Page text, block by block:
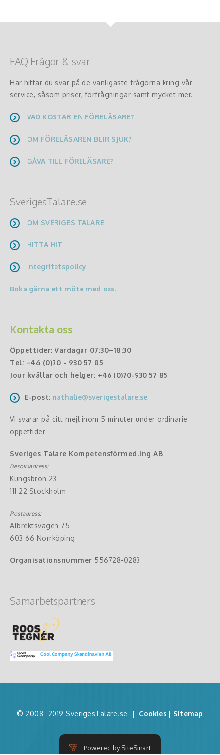
FAQ Frågor & svar
Här hittar du svar på de vanligaste frågorna kring vår
service, såsom priser, förfrågningar samt mycket mer.
VAD KOSTAR EN FÖRELÄSARE?
OM FÖRELÄSAREN BLIR SJUK?
GÅVA TILL FÖRELÄSARE?
SverigesTalare.se
OM SVERIGES TALARE
HITTA HIT
Integritetspolicy
Boka gärna ett möte med oss.
Kontakta oss
Öppettider: Vardagar 07:30–18:30
Tel: +46 (0)70 - 930 57 85
Jour kvällar och helger: +46 (0)70-930 57 85
E-post: nathalie@sverigestalare.se
Vi svarar på ditt mejl inom 5 minuter under ordinarie
öppettider
Sveriges Talare Kompetensförmedling AB
Besöksadress:
Kungsbron 23
111 22 Stockholm
Postadress:
Albrektsvägen 75
603 66 Norrköping
Organisationsnummer 556728-0283
Samarbetspartners
© 2008–2019 SverigesTalare.se Cookies Sitemap
Powered by SiteSmart